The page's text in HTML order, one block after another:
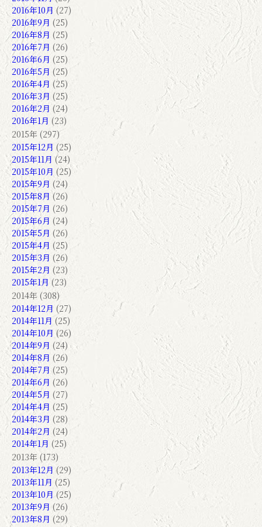
2016年10月 (27)
2016年9月 (25)
2016年8月 (25)
2016年7月 (26)
2016年6月 (25)
2016年5月 (25)
2016年4月 (25)
2016年3月 (25)
2016年2月 (24)
2016年1月 (23)
2015年 (297)
2015年12月 (25)
2015年11月 (24)
2015年10月 (25)
2015年9月 (24)
2015年8月 (26)
2015年7月 (26)
2015年6月 (24)
2015年5月 (26)
2015年4月 (25)
2015年3月 (26)
2015年2月 (23)
2015年1月 (23)
2014年 (308)
2014年12月 (27)
2014年11月 (25)
2014年10月 (26)
2014年9月 (24)
2014年8月 (26)
2014年7月 (25)
2014年6月 (26)
2014年5月 (27)
2014年4月 (25)
2014年3月 (28)
2014年2月 (24)
2014年1月 (25)
2013年 (173)
2013年12月 (29)
2013年11月 (25)
2013年10月 (25)
2013年9月 (26)
2013年8月 (29)